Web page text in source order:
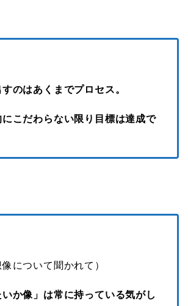
のはあくまでプロセス。
こだわらない限り目標は達成で
像について聞かれて）
いか像」は常に持っている気がし